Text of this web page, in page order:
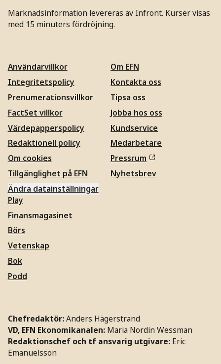
Marknadsinformation levereras av Infront. Kurser visas
med 15 minuters fördröjning.
Användarvillkor
Integritetspolicy
Prenumerationsvillkor
FactSet villkor
Värdepapperspolicy
Redaktionell policy
Om cookies
Tillgänglighet på EFN
Ändra datainställningar
Om EFN
Kontakta oss
Tipsa oss
Jobba hos oss
Kundservice
Medarbetare
Pressrum
Nyhetsbrev
Play
Finansmagasinet
Börs
Vetenskap
Bok
Podd
Chefredaktör:Anders Hägerstrand
VD, EFN Ekonomikanalen: Maria Nordin Wessman
Redaktionschef och tf ansvarig utgivare: Eric
Emanuelsson